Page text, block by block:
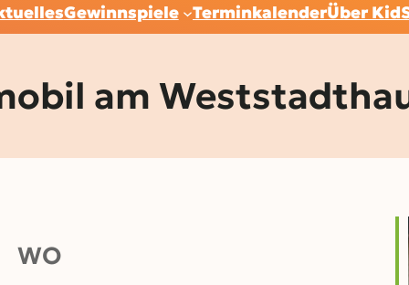
Gewinnspiele TerminkalenderÜber
am
WO